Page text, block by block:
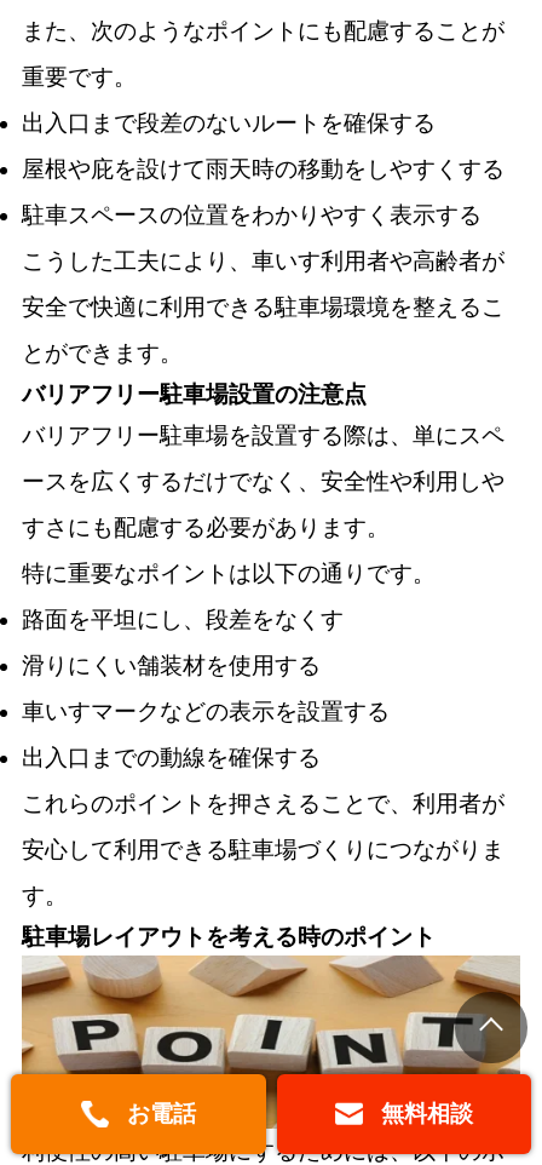
お電話 無料相談
また、次のようなポイントにも配慮することが
重要です。
出入口まで段差のないルートを確保する
屋根や庇を設けて雨天時の移動をしやすくする
駐車スペースの位置をわかりやすく表示する
こうした工夫により、車いす利用者や高齢者が
安全で快適に利用できる駐車場環境を整えるこ
とができます。
バリアフリー駐車場設置の注意点
バリアフリー駐車場を設置する際は、単にスペ
ースを広くするだけでなく、安全性や利用しや
すさにも配慮する必要があります。
特に重要なポイントは以下の通りです。
路面を平坦にし、段差をなくす
滑りにくい舗装材を使用する
車いすマークなどの表示を設置する
出入口までの動線を確保する
これらのポイントを押さえることで、利用者が
安心して利用できる駐車場づくりにつながりま
す。
駐車場レイアウトを考える時のポイント
利便性の高い駐車場にするためには、以下のポ